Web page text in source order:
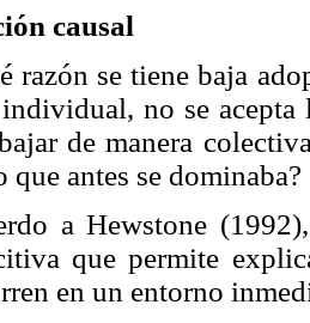
causal
razón se tiene baja
no se acepta
de manera
que antes se dominaba?
a Hewstone
que permite
en un entorno